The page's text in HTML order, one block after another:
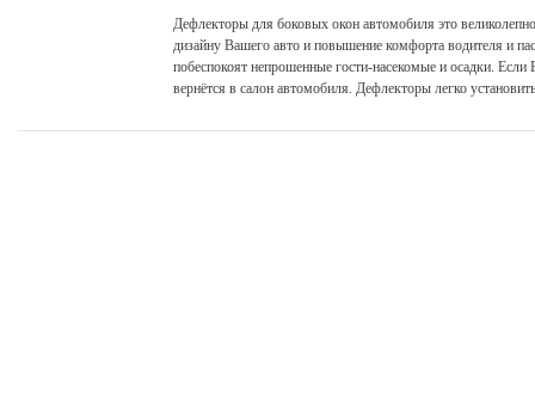
Дефлекторы для боковых окон автомобиля это
дизайну Вашего авто и повышение комфорта водителя и
побеспокоят непрошенные гости-насекомые и осадки.
вернётся в салон автомобиля. Дефлекторы легко